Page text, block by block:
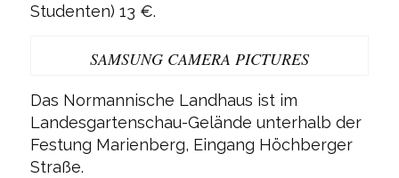
Studenten) 13 €.
SAMSUNG CAMERA PICTURES
Das Normannische Landhaus ist im
Landesgartenschau-Gelände unterhalb der
Festung Marienberg, Eingang Höchberger
Straße.